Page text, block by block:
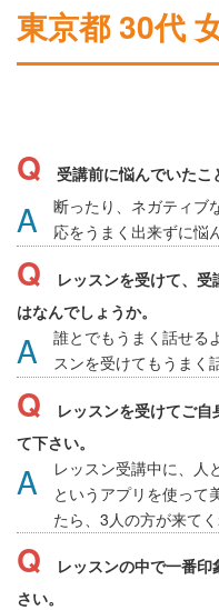
東京都 30代
受講前に悩んでいたこ
断ったり、ネガティブ
応をうまく出来ずに悩
レッスンを受けて、
はなんでしょうか。
誰とでもうまく話せる
スンを受けてもうまく
レッスンを受けてご
て下さい。
レッスン受講中に、人
というアプリを使って
たら、3人の方が来て
レッスンの中で一番
さい。